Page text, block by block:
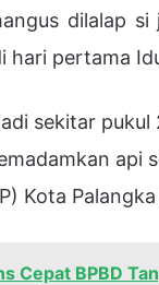
dilalap
hari pertama
sekitar
api
Kota
Cepat BPBD